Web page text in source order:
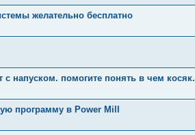
желательно бесплатно
с напуском. помогите понять в чем косяк.
программу в Power Mill